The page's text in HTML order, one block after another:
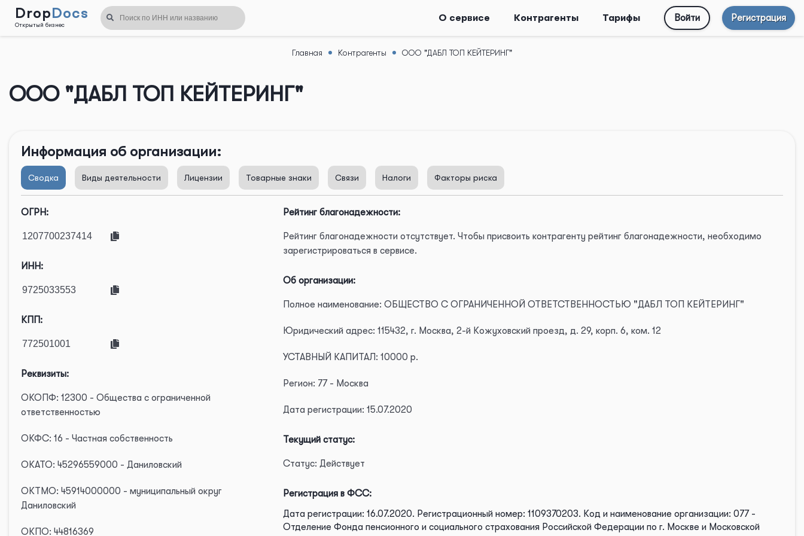
DropDocs
Открытый бизнес
О сервисе Контрагенты Тарифы Войти Регистрация
Главная Контрагенты ООО "ДАБЛ ТОП КЕЙТЕРИНГ"
ООО "ДАБЛ ТОП КЕЙТЕРИНГ"
Информация об организации:
Сводка Виды деятельности Лицензии Товарные знаки Связи Налоги Факторы риска
ОГРН:
ИНН:
КПП:
Реквизиты:
ОКОПФ: 12300 - Общества с ограниченной
ответственностью
ОКФС: 16 - Частная собственность
ОКАТО: 45296559000 - Даниловский
ОКТМО: 45914000000 - муниципальный округ
Даниловский
ОКПО: 44816369
Рейтинг благонадежности:
Рейтинг благонадежности отсутствует. Чтобы присвоить контрагенту рейтинг благонадежности, необходимо
зарегистрироваться в сервисе.
Об организации:
Полное наименование: ОБЩЕСТВО С ОГРАНИЧЕННОЙ ОТВЕТСТВЕННОСТЬЮ "ДАБЛ ТОП КЕЙТЕРИНГ"
Юридический адрес: 115432, г. Москва, 2-й Кожуховский проезд, д. 29, корп. 6, ком. 12
УСТАВНЫЙ КАПИТАЛ: 10000 р.
Регион: 77 - Москва
Дата регистрации: 15.07.2020
Текущий статус:
Статус: Действует
Регистрация в ФСС:
Дата регистрации: 16.07.2020. Регистрационный номер: 1109370203. Код и наименование организации: 077 -
Отделение Фонда пенсионного и социального страхования Российской Федерации по г. Москве и Московской